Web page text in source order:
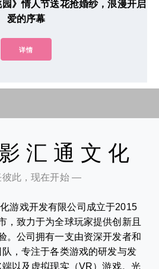
》情人节送花抢婚纱，浪漫开启
爱的序幕
详情
汇通文化
此，现在开始 —
游戏开发有限公司成立于2015
，致力于为全球玩家提供创新且
。公司拥有一支由资深开发者和
，专注于各类游戏的研发与发
以及虚拟现实（VR）游戏。光